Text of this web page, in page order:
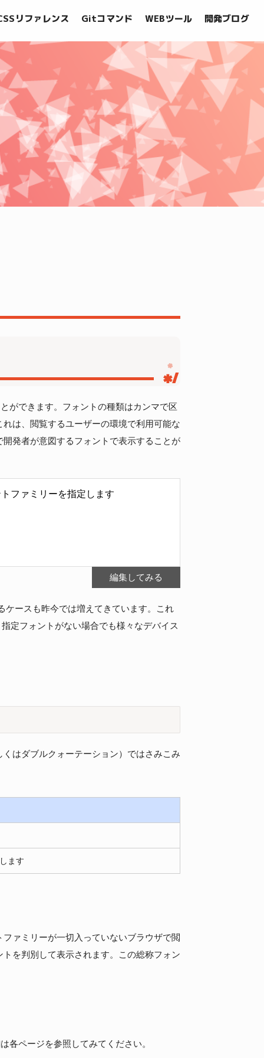
リファレンス Gitコマンド WEBツール 開発ブログ
ができます。フォントの種類はカンマで区
は、閲覧するユーザーの環境で利用可能な
発者が意図するフォントで表示することが
>
Pro'
編集してみる
ケースも昨今では増えてきています。これ
定フォントがない場合でも様々なデバイス
はダブルクォーテーション）ではさみこみ
ます
ァミリーが一切入っていないブラウザで閲
を判別して表示されます。この総称フォン
各ページを参照してみてください。